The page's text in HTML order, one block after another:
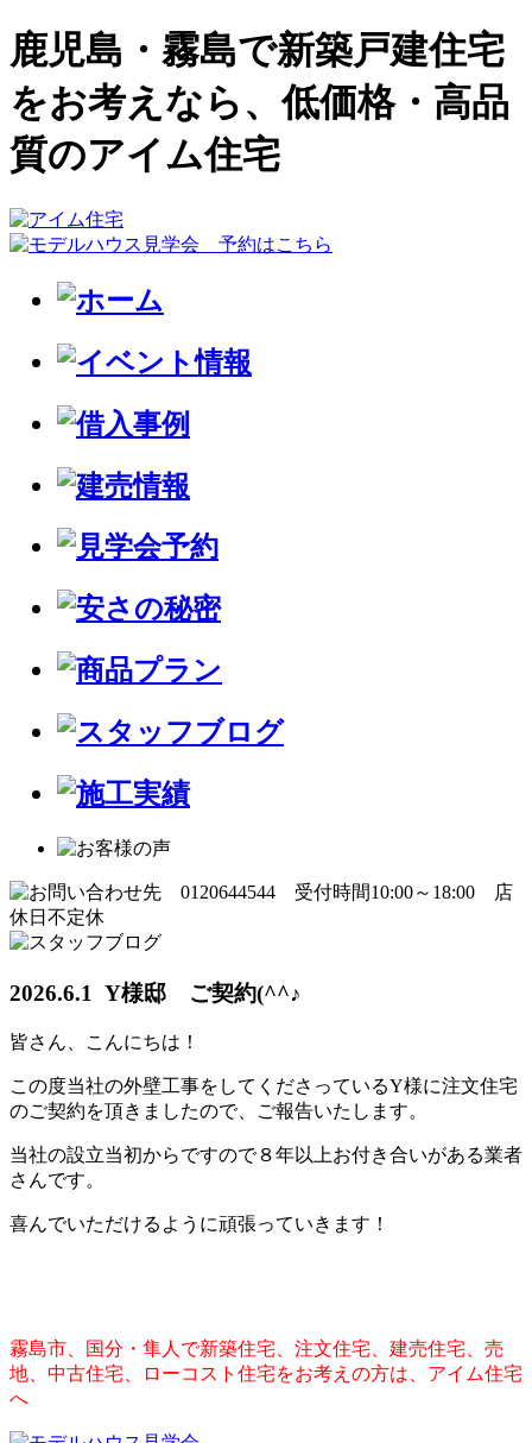
鹿児島・霧島で新築戸建住宅
をお考えなら、低価格・高品
質のアイム住宅
2026.6.1 Y様邸 ご契約(^^♪
皆さん、こんにちは！
この度当社の外壁工事をしてくださっているY様に注文住宅
のご契約を頂きましたので、ご報告いたします。
当社の設立当初からですので８年以上お付き合いがある業者
さんです。
喜んでいただけるように頑張っていきます！
霧島市、国分・隼人で新築住宅、注文住宅、建売住宅、売
地、中古住宅、ローコスト住宅をお考えの方は、アイム住宅
へ